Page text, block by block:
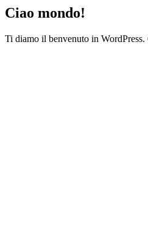
Ciao mondo!
Ti diamo il benvenuto in